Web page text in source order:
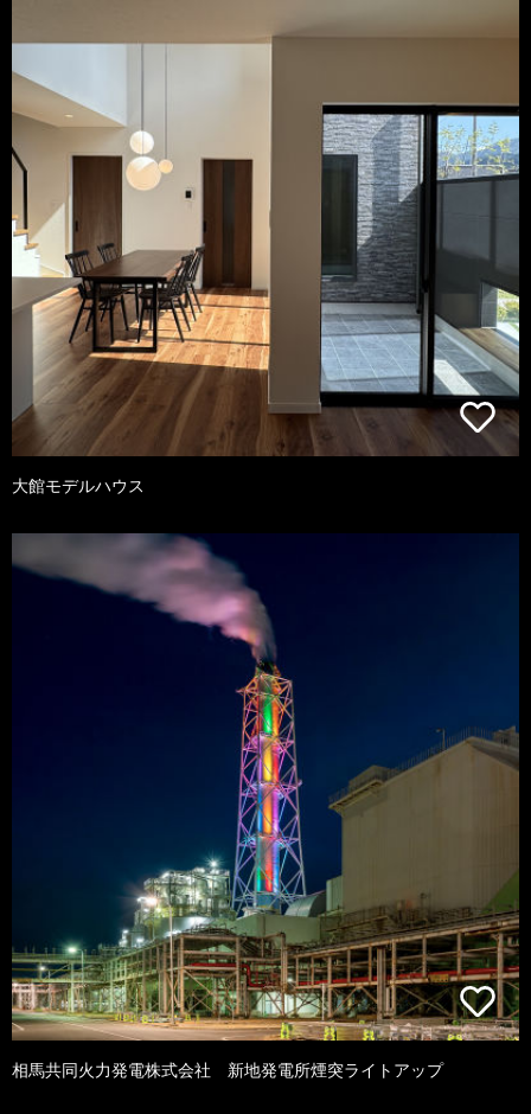
大館モデルハウス
相馬共同火力発電株式会社 新地発電所煙突ライトアップ